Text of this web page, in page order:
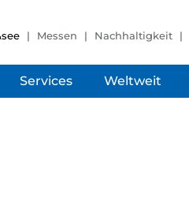
Messen Nachhaltigkeit
Services Weltweit